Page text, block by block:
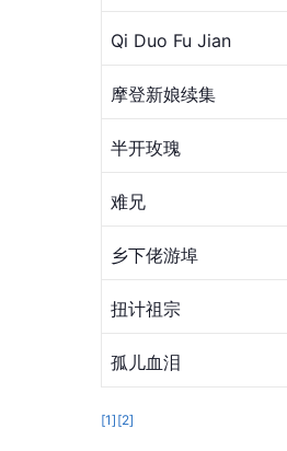
Qi Duo Fu Jian
摩登新娘续集
半开玫瑰
难兄
乡下佬游埠
扭计祖宗
孤儿血泪
[1] [2]